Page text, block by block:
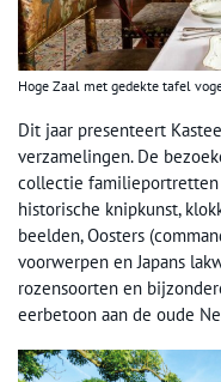
Hoge Zaal met gedekte tafel
Dit jaar presenteert
verzamelingen. De
collectie
historische knipkunst,
beelden, Oosters
voorwerpen en Japans
rozensoorten en
eerbetoon aan de oude